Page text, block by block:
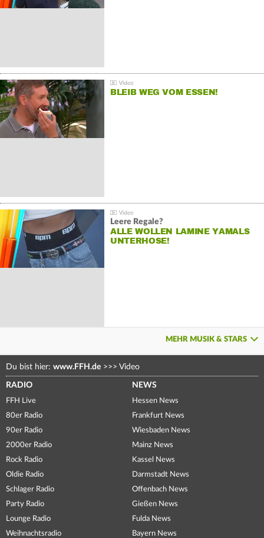
BLEIB WEG VOM ESSEN!
Leere Regale?
ALLE WOLLEN LAMINE YAMALS
UNTERHOSE!
MEHR MUSIK & STARS
Du bist hier: www.FFH.de >>> Video
RADIO
FFH Live
80er Radio
90er Radio
2000er Radio
Rock Radio
Oldie Radio
Schlager Radio
Party Radio
Lounge Radio
Weihnachtsradio
NEWS
Hessen News
Frankfurt News
Wiesbaden News
Mainz News
Kassel News
Darmstadt News
Offenbach News
Gießen News
Fulda News
Bayern News